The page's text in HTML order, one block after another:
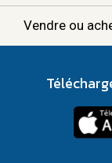
Vendre ou